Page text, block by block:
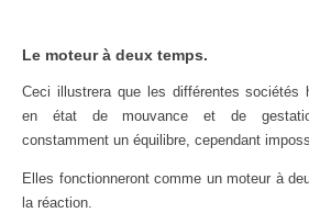
Le moteur à deux temps.
Ceci illustrera que les différentes sociétés
en état de mouvance et de
constamment un équilibre, cependant
Elles fonctionneront comme un moteur à
la réaction.